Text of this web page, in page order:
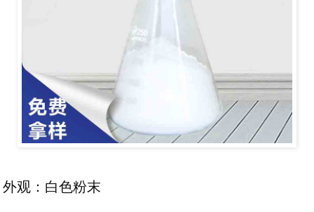
外观：白色粉末